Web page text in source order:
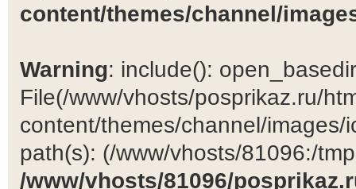
content/themes/channel/
Warning: include():
File(/www/vhosts/posprikaz.ru/
content/themes/channel/
path(s): (/www/vhosts/81096:/
/www/vhosts/81096/